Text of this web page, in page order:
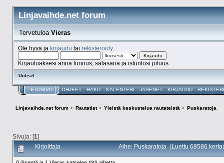
Linjavaihde.net forum
TervetuloaVieras
Ole hyvä ja kirjaudu tai rekisteröidy.
Kirjautuaksesi anna tunnus, salasana ja istuntosi pituus
Uutiset:
ETUSIVU OHJEET HAKU KALENTERI JÄSENET KIRJAUDU
Linjavaihde.net forum> Rautatiet> Yleistä keskustelua rautateistä > Puskaratoja
Sivuja: [1]
Kirjoittaja Aihe: Puskaratoja (Luettu 68586